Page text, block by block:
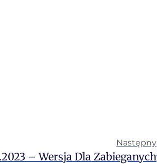
Następny
– Wersja Dla Zabieganych